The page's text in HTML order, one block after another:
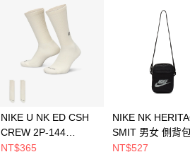
21家銀行
第一商業銀行
彰化商業銀行
NIKE U NK ED CSH
CREW 2P-144
EMBRDY 男女 短統襪
NT$365
NIKE NK
SMIT 男女 側背
BA5871010
NT$527